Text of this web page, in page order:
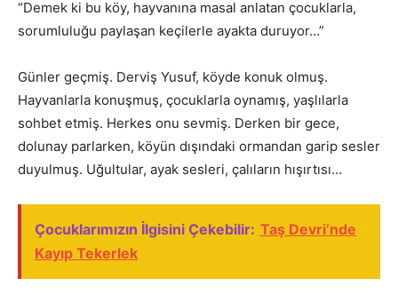
“Demek ki bu köy, hayvanına masal anlatan çocuklarla,
sorumluluğu paylaşan keçilerle ayakta duruyor…”
Günler geçmiş. Derviş Yusuf, köyde konuk olmuş.
Hayvanlarla konuşmuş, çocuklarla oynamış, yaşlılarla
sohbet etmiş. Herkes onu sevmiş. Derken bir gece,
dolunay parlarken, köyün dışındaki ormandan garip sesler
duyulmuş. Uğultular, ayak sesleri, çalıların hışırtısı…
Çocuklarımızın İlgisini Çekebilir: Taş Devri’nde
Kayıp Tekerlek